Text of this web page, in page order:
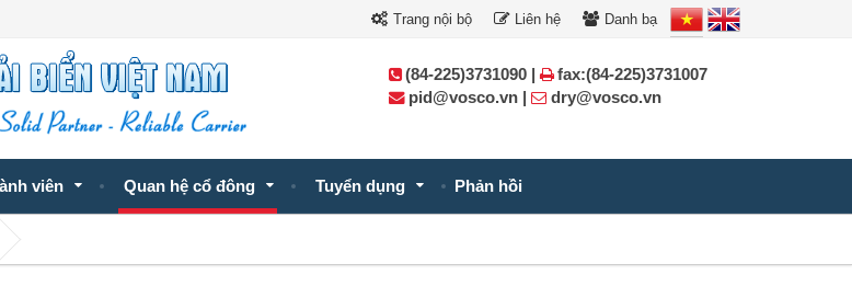
Trang nội bộ Liên hệ Danh bạ
viên Quan hệ cổ đông Tuyển dụng Phản hồi
(84-225)3731090 |
fax:(84-225)3731007
pid@vosco.vn |
dry@vosco.vn